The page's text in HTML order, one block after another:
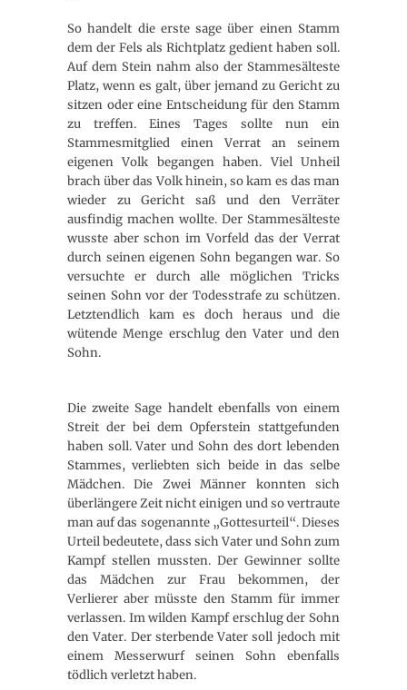
So handelt die erste sage über einen Stamm
dem der Fels als Richtplatz gedient haben soll.
Auf dem Stein nahm also der Stammesälteste
Platz, wenn es galt, über jemand zu Gericht zu
sitzen oder eine Entscheidung für den Stamm
zu treffen. Eines Tages sollte nun ein
Stammesmitglied einen Verrat an seinem
eigenen Volk begangen haben. Viel Unheil
brach über das Volk hinein, so kam es das man
wieder zu Gericht saß und den Verräter
ausfindig machen wollte. Der Stammesälteste
wusste aber schon im Vorfeld das der Verrat
durch seinen eigenen Sohn begangen war. So
versuchte er durch alle möglichen Tricks
seinen Sohn vor der Todesstrafe zu schützen.
Letztendlich kam es doch heraus und die
wütende Menge erschlug den Vater und den
Sohn.
Die zweite Sage handelt ebenfalls von einem
Streit der bei dem Opferstein stattgefunden
haben soll. Vater und Sohn des dort lebenden
Stammes, verliebten sich beide in das selbe
Mädchen. Die Zwei Männer konnten sich
überlängere Zeit nicht einigen und so vertraute
man auf das sogenannte „Gottesurteil“. Dieses
Urteil bedeutete, dass sich Vater und Sohn zum
Kampf stellen mussten. Der Gewinner sollte
das Mädchen zur Frau bekommen, der
Verlierer aber müsste den Stamm für immer
verlassen. Im wilden Kampf erschlug der Sohn
den Vater. Der sterbende Vater soll jedoch mit
einem Messerwurf seinen Sohn ebenfalls
tödlich verletzt haben.